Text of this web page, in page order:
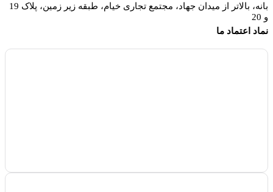
بانه، بالاتر از میدان جهاد، مجتمع تجاری خیام، طبقه زیر زمین، پلاک 19
و 20
نماد اعتماد ما